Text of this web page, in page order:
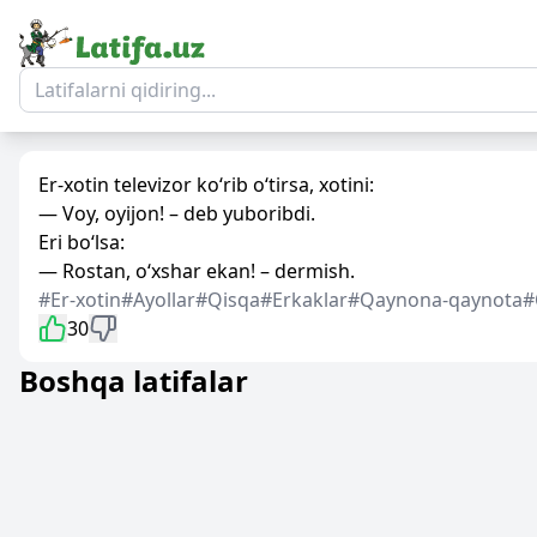
Er-xotin televizor ko‘rib o‘tirsa, xotini:
— Voy, oyijon! – deb yuboribdi.
Eri bo‘lsa:
— Rostan, o‘xshar ekan! – dermish.
#Er-xotin#Ayollar#Qisqa#Erkaklar#Qaynona-qaynota
30
Boshqa latifalar